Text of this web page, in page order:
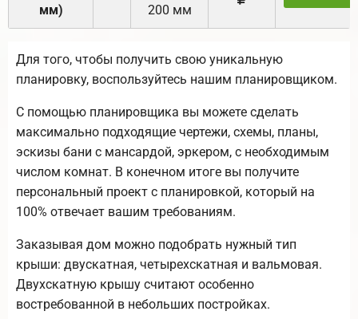
мм)
200 мм
Для того, чтобы получить свою уникальную
планировку, воспользуйтесь нашим планировщиком.
С помощью планировщика вы можете сделать
максимально подходящие чертежи, схемы, планы,
эскизы бани с мансардой, эркером, с необходимым
числом комнат. В конечном итоге вы получите
персональный проект с планировкой, который на
100% отвечает вашим требованиям.
Заказывая дом можно подобрать нужный тип
крыши: двускатная, четырехскатная и вальмовая.
Двухскатную крышу считают особенно
востребованной в небольших постройках.